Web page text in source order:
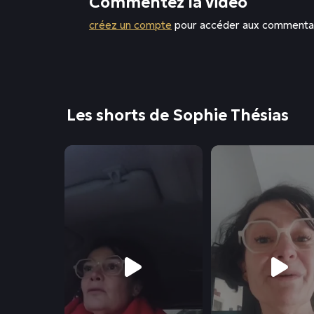
créez un compte pour accéder aux
Les shorts de Sophie Thésias